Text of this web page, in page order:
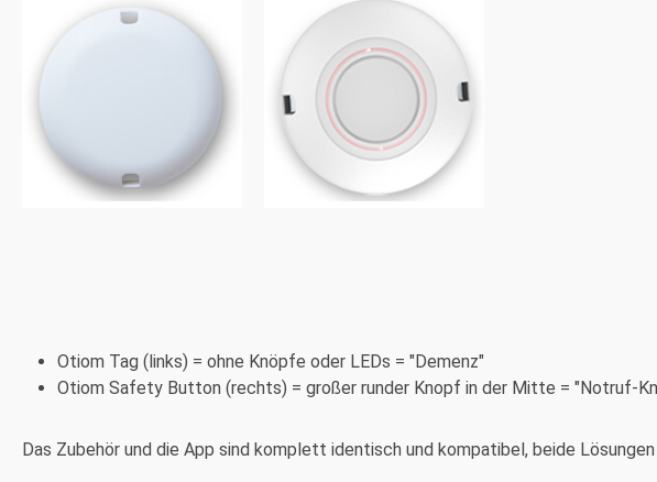
Otiom Tag (links) = ohne Knöpfe oder LEDs = "Demenz"
Otiom Safety Button (rechts) = großer runder Knopf in der Mitte = "Notruf-
Das Zubehör und die App sind komplett identisch und kompatibel, beide